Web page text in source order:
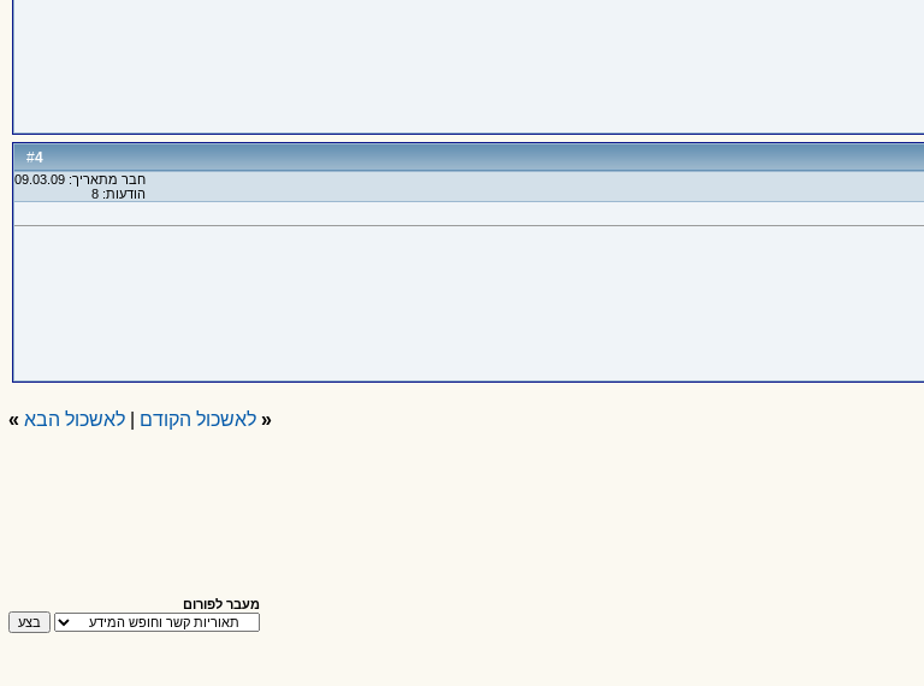
#
4
חבר מתאריך: 09.03.09
הודעות: 8
« לאשכול הקודם |לאשכול הבא »
מעבר לפורום